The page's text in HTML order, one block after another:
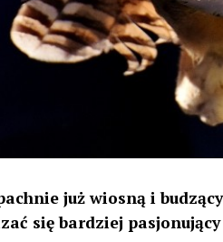
już wiosną i
się bardziej